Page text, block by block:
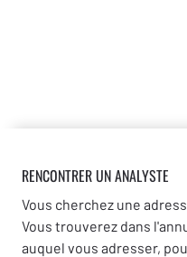
RENCONTRER UN ANALYSTE
Vous cherchez une
Vous trouverez dans
auquel vous adresser,